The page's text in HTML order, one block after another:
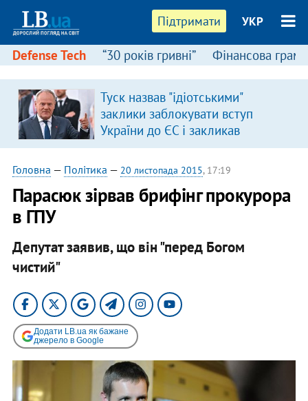
Підтримати УКР
Defense Tech “30 років гривні” Фінансова
Туск назвав "ідіотськими"
заклики заблокувати вступ
України до ЄС і закликав
припинити антиукраїнську
риторику
Головна — Політика — 20 листопада 2015, 17:19
Парасюк зірвав брифінг прокурора
в ГПУ
Депутат заявив, що він "перед Богом
чистий"
Додати LB.ua як бажане
джерело в Google